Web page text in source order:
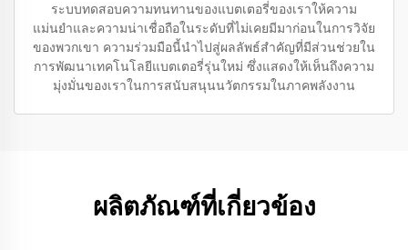
ระบบทดสอบความทนทานของแบตเตอรี่ของเราให้ความ
แม่นยำและความน่าเชื่อถือในระดับที่ไม่เคยมีมาก่อนในการวิจัย
ของพวกเขา ความร่วมมือนี้นำไปสู่ผลลัพธ์สำคัญที่มีส่วนช่วยใน
การพัฒนาเทคโนโลยีแบตเตอรี่รุ่นใหม่ ซึ่งแสดงให้เห็นถึงความ
มุ่งมั่นของเราในการสนับสนุนนวัตกรรมในภาคพลังงาน
ผลิตภัณฑ์ที่เกี่ยวข้อง